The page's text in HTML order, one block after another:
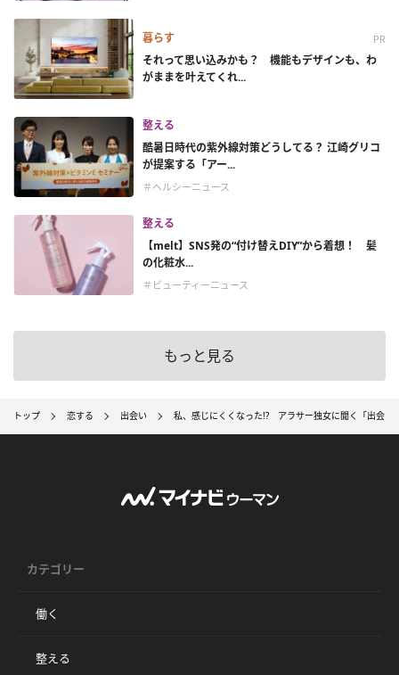
暮らす PR
それって思い込みかも？ 機能もデザインも、わ
がままを叶えてくれ...
整える
酷暑日時代の紫外線対策どうしてる？ 江崎グリコ
が提案する「アー...
＃ヘルシーニュース
整える
【melt】SNS発の“付け替えDIY”から着想！ 髪
の化粧水...
＃ビューティーニュース
もっと見る
トップ 恋する 出会い 私、感じにくくなった!? アラサー独女に聞く「出会い
カテゴリー
働く
整える